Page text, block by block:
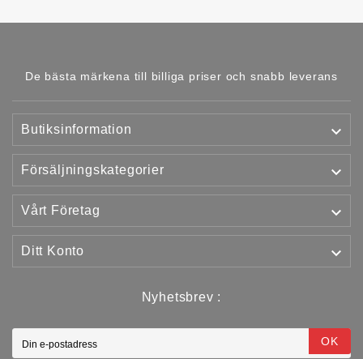
De bästa märkena till billiga priser och snabb leverans
Butiksinformation 
Försäljningskategorier 
Vårt Företag 
Ditt Konto 
Nyhetsbrev :
OK